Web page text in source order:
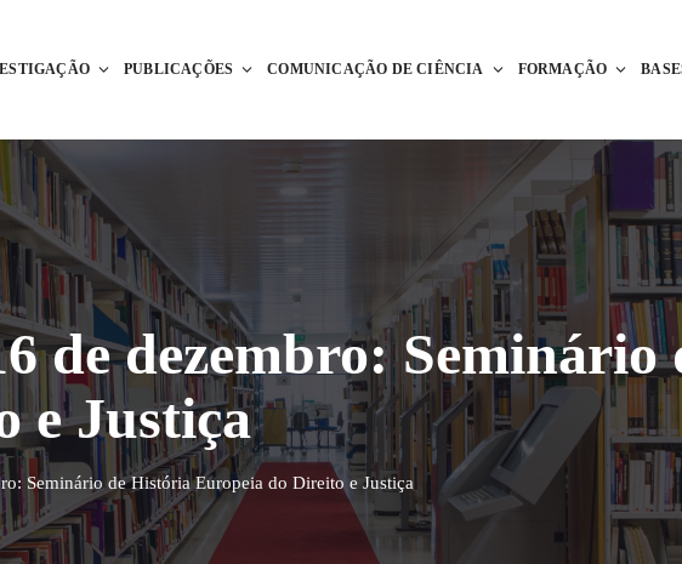
PUBLICAÇÕES COMUNICAÇÃO DE CIÊNCIA FORMAÇÃO
de dezembro:
e Justiça
Seminário de História Europeia do Direito e Justiça